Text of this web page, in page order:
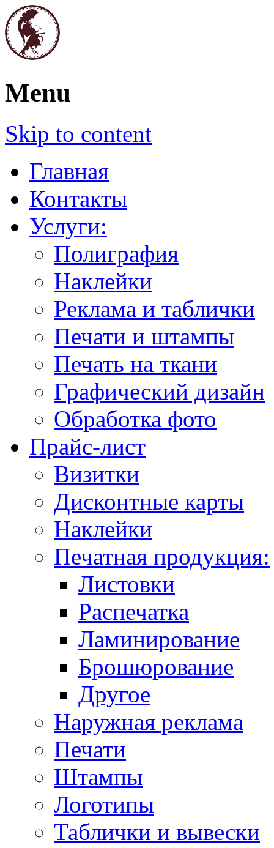
Паллада
Полиграфия. Печати и штампы.
Menu
Skip to content
Главная
Контакты
Услуги:
Полиграфия
Наклейки
Реклама и таблички
Печати и штампы
Печать на ткани
Графический дизайн
Обработка фото
Прайс-лист
Визитки
Дисконтные карты
Наклейки
Печатная продукция:
Листовки
Распечатка
Ламинирование
Брошюрование
Другое
Наружная реклама
Печати
Штампы
Логотипы
Таблички и вывески